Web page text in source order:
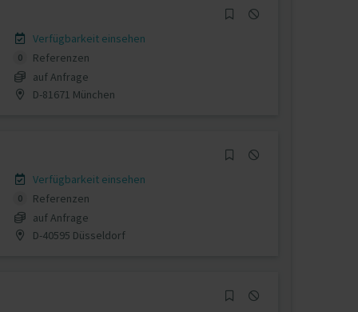
Verfügbarkeit einsehen
0
Referenzen
auf Anfrage
D-81671 München
Verfügbarkeit einsehen
0
Referenzen
auf Anfrage
D-40595 Düsseldorf